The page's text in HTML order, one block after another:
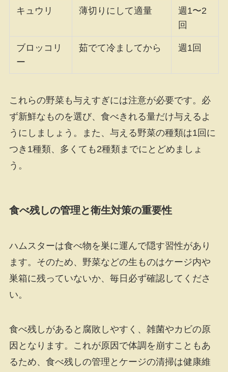
キュウリ 薄切りにして適量
週1〜2
回
ブロッコリ
ー
茹でて冷ましてから 週1回
これらの野菜も与えすぎには注意が必要です。必
ず新鮮なものを選び、食べきれる量だけ与えるよ
うにしましょう。また、与える野菜の種類は1回に
つき1種類、多くても2種類までにとどめましょ
う。
食べ残しの管理と衛生対策の重要性
ハムスターは食べ物を巣に運んで隠す習性があり
ます。そのため、野菜などの生ものはケージ内や
巣箱に残っていないか、毎日必ず確認してくださ
い。
食べ残しがあると腐敗しやすく、雑菌やカビの原
因となります。これが原因で体調を崩すこともあ
るため、食べ残しの管理とケージの清掃は健康維